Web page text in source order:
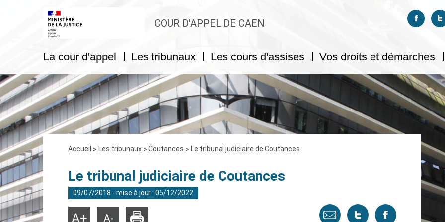
COUR D'APPEL DE CAEN Suivez-
La cour d'appel Les tribunaux Les cours d'assises Vos droits et démarches
Fil
Accueil Les tribunaux Coutances Le tribunal judiciaire de Coutances
Le tribunal judiciaire de Coutances
09/07/2018 - mise à jour : 05/12/2022
Envoyer Tweeter Partager
Agrandir Réduire